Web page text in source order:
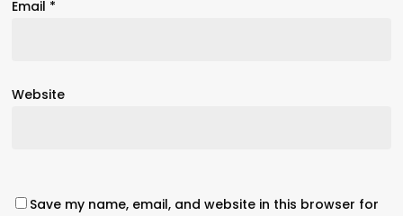
Email *
Website
Save my name, email, and website in this browser for